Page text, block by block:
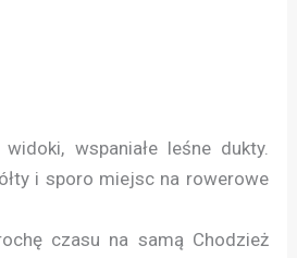
wspaniałe leśne dukty.
i sporo miejsc na rowerowe
czasu na samą Chodzież